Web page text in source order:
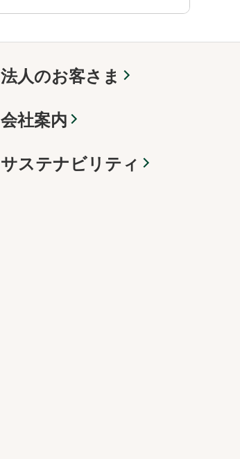
法人のお客さま
会社案内
サステナビリティ